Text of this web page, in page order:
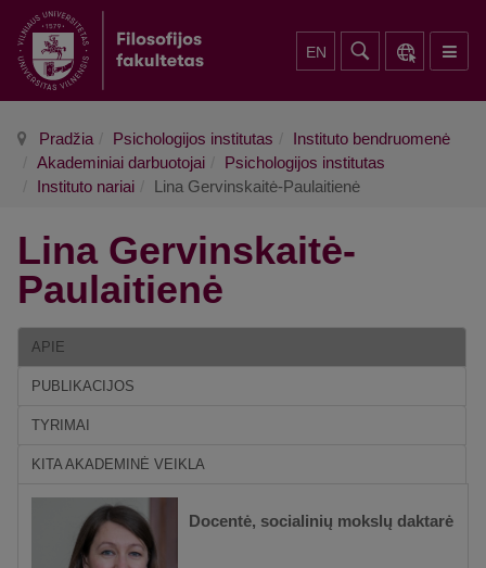
EN
Pradžia Psichologijos institutas
Instituto bendruomenė
Akademiniai darbuotojai
Psichologijos institutas
Instituto nariai
Lina Gervinskaitė-Paulaitienė
Lina Gervinskaitė-
Paulaitienė
APIE
PUBLIKACIJOS
TYRIMAI
KITA AKADEMINĖ VEIKLA
Docentė, socialinių mokslų daktarė